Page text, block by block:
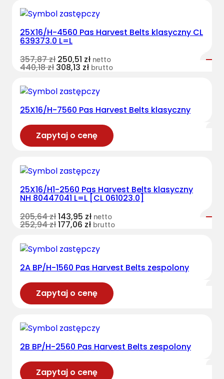
25X16/H-4560 Pas Harvest Belts klasyczny CL
639373.0 L=L
357,87zł 250,51 zł netto
440,18zł 308,13 zł brutto
25X16/H-7560 Pas Harvest Belts klasyczny
Zapytaj o cenę
25X16/H1-2560 Pas Harvest Belts klasyczny
NH 80447041 L=L [CL 061023.0]
205,64zł143,95 zł netto
252,94zł177,06 zł brutto
2A BP/H-1560 Pas Harvest Belts zespolony
Zapytaj o cenę
2B BP/H-2560 Pas Harvest Belts zespolony
Zapytaj o cenę